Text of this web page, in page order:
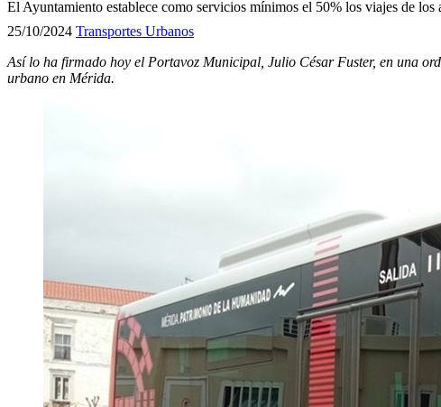
El Ayuntamiento establece como servicios mínimos el 50% los viajes de
25/10/2024 Transportes Urbanos
Así lo ha firmado hoy el Portavoz Municipal, Julio César Fuster, en una
urbano en Mérida.